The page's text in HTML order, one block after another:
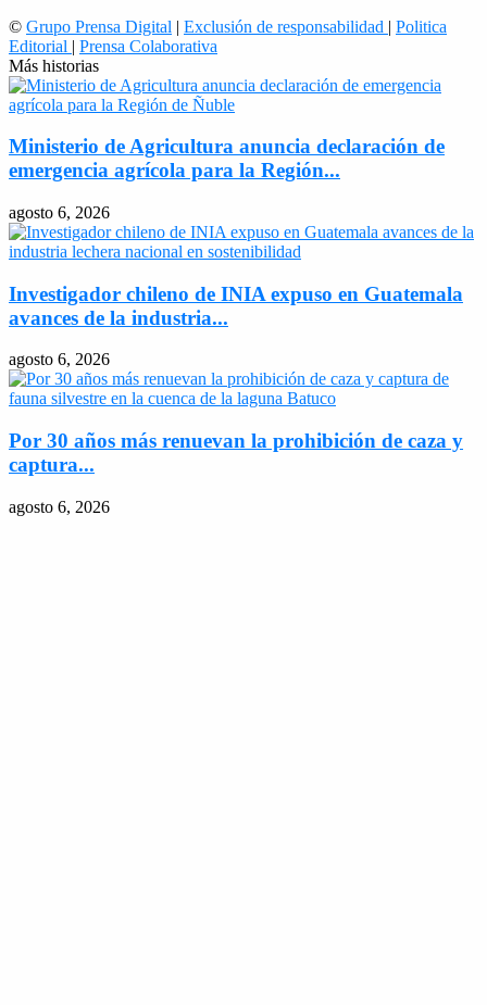
© Grupo Prensa Digital | Exclusión de responsabilidad | Politica
Editorial | Prensa Colaborativa
Más historias
Ministerio de Agricultura anuncia declaración de
emergencia agrícola para la Región...
agosto 6, 2026
Investigador chileno de INIA expuso en Guatemala
avances de la industria...
agosto 6, 2026
Por 30 años más renuevan la prohibición de caza y
captura...
agosto 6, 2026